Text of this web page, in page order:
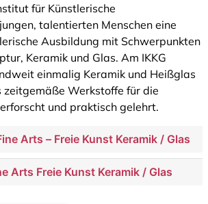
für Künstlerische
talentierten Menschen eine
Ausbildung mit Schwerpunkten
Keramik und Glas. Am IKKG
einmalig Keramik und Heißglas
zeitgemäße Werkstoffe für die
und praktisch gelehrt.
Arts – Freie Kunst Keramik / Glas
Arts Freie Kunst Keramik / Glas